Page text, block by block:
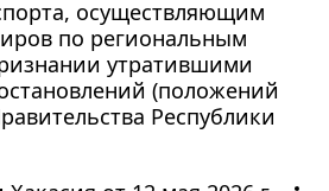
осуществляющим
по региональным
утратившими
(положений
Республики